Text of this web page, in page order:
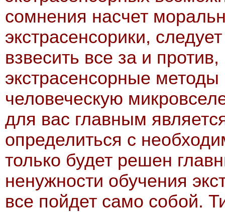
сомнения насчет
экстрасенсорики,
взвесить все за и
экстрасенсорные
человеческую
для вас главным
определиться с
только будет решен
ненужности обучения
все пойдет само собой.